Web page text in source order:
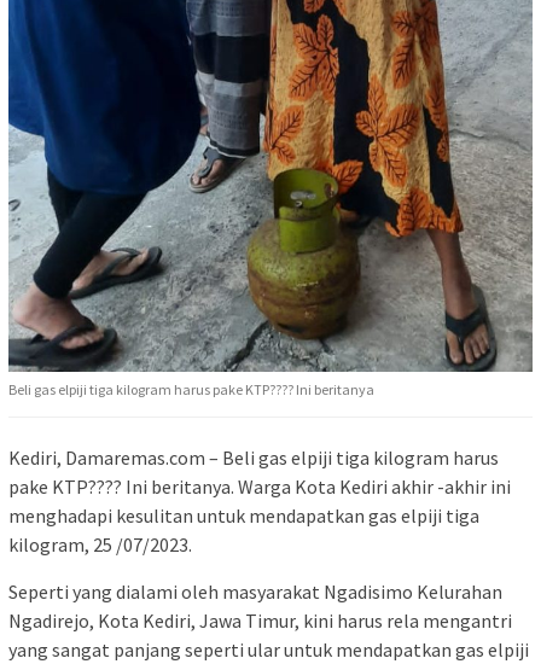
Beli gas elpiji tiga kilogram harus pake KTP???? Ini beritanya
Kediri, Damaremas.com – Beli gas elpiji tiga kilogram harus
pake KTP???? Ini beritanya. Warga Kota Kediri akhir -akhir ini
menghadapi kesulitan untuk mendapatkan gas elpiji tiga
kilogram, 25 /07/2023.
Seperti yang dialami oleh masyarakat Ngadisimo Kelurahan
Ngadirejo, Kota Kediri, Jawa Timur, kini harus rela mengantri
yang sangat panjang seperti ular untuk mendapatkan gas elpiji